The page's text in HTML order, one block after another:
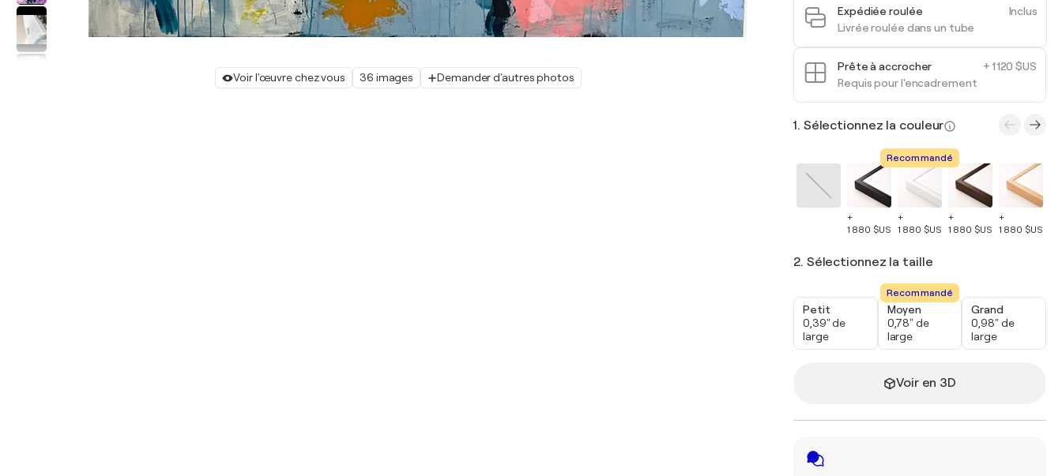
Voir l'œuvre chez vous 36 images Demander d'autres photos
Inclus
Expédiée roulée
Livrée roulée dans un tube
+ 1 120 $US
Prête à accrocher
Requis pour l'encadrement
1. Sélectionnez la couleur
+
1 880 $US
Recommandé
+
1 880 $US
+
1 880 $US
+
1 880 $US
2. Sélectionnez la taille
Petit
0,39" de
large
Recommandé
Moyen
0,78" de
large
Grand
0,98" de
large
Voir en 3D